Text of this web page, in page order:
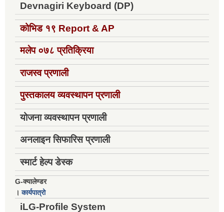
Devnagiri Keyboard (DP)
कोभिड १९ Report & AP
मलेप ०७८ प्रतिक्रिया
राजस्व प्रणाली
पुस्तकालय व्यवस्थापन प्रणाली
योजना व्यवस्थापन प्रणाली
अनलाइन सिफारिस प्रणाली
स्मार्ट हेल्प डेस्क
G-क्यालेण्डर
।कार्यपात्रो
iLG-Profile System